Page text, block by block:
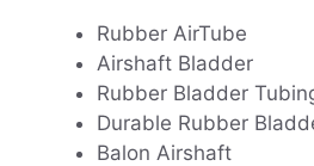
Rubber AirTube
Airshaft Bladder
Rubber Bladder
Durable Rubber
Balon Airshaft